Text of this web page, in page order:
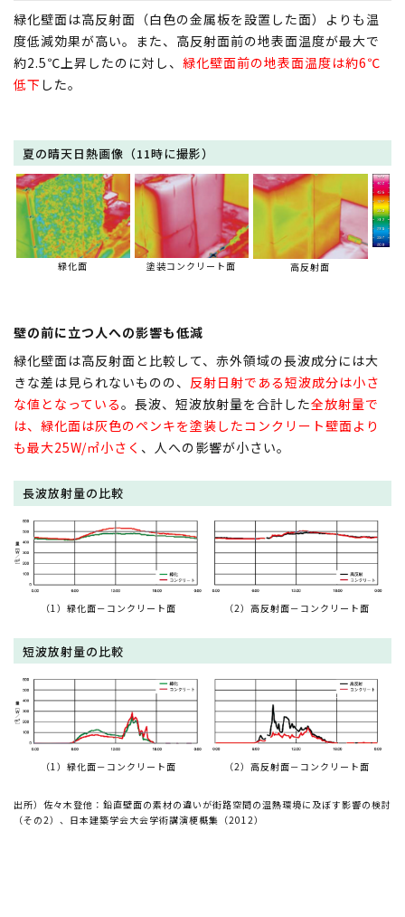
緑化壁面は高反射面（白色の金属板を設置した面）よりも温
度低減効果が高い。また、高反射面前の地表面温度が最大で
約2.5℃上昇したのに対し、 緑化壁面前の地表面温度は約6℃
低下 した。
夏の晴天日熱画像（11時に撮影）
緑化面 塗装コンクリート面 高反射面
壁の前に立つ人への影響も低減
緑化壁面は高反射面と比較して、赤外領域の長波成分には大
きな差は見られないものの、 反射日射である短波成分は小さ
な値となっている。長波、短波放射量を合計した全放射量で
は、緑化面は灰色のペンキを塗装したコンクリート壁面より
も最大25W/㎡小さく 、人への影響が小さい。
長波放射量の比較
（1）緑化面－コンクリート面 （2）高反射面－コンクリート面
短波放射量の比較
（1）緑化面－コンクリート面 （2）高反射面－コンクリート面
出所）佐々木登他：鉛直壁面の素材の違いが街路空間の温熱環境に及ぼす影響の検討
（その2）、日本建築学会大会学術講演梗概集（2012）